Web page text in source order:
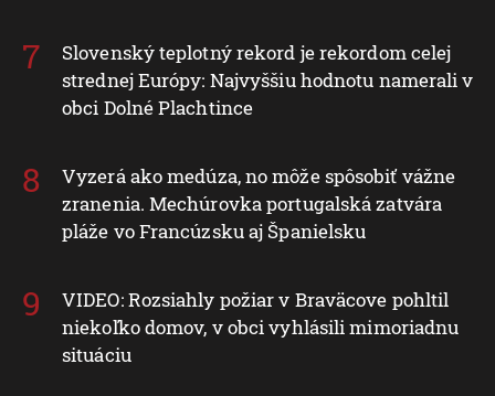
Slovenský teplotný rekord je rekordom celej
strednej Európy: Najvyššiu hodnotu namerali v
obci Dolné Plachtince
Vyzerá ako medúza, no môže spôsobiť vážne
zranenia. Mechúrovka portugalská zatvára
pláže vo Francúzsku aj Španielsku
VIDEO: Rozsiahly požiar v Braväcove pohltil
niekoľko domov, v obci vyhlásili mimoriadnu
situáciu